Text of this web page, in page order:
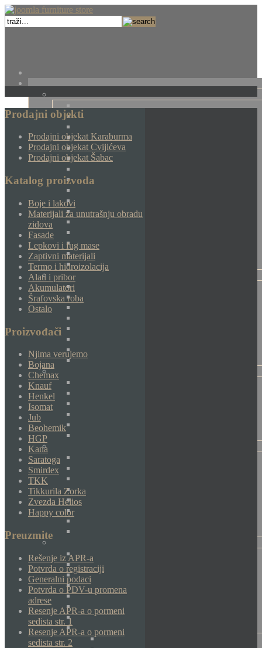
Prodajni objekti
Prodajni objekat Karaburma
Prodajni objekat Cvijićeva
Prodajni objekat Šabac
Katalog proizvoda
Boje i lakovi
Materijali za unutrašnju obradu
zidova
Fasade
Lepkovi i fug mase
Zaptivni materijali
Termo i hidroizolacija
Alati i pribor
Akumulatori
Šrafovska roba
Ostalo
Proizvođači
Njima verujemo
Bojana
Chemax
Knauf
Henkel
Isomat
Jub
Beohemik
HGP
Kana
Saratoga
Smirdex
TKK
Tikkurila Zorka
Zvezda Helios
Happy color
Preuzmite
Rešenje iz APR-a
Potvrda o registraciji
Generalni podaci
Potvrda o PDV-u promena
adrese
Resenje APR-a o pormeni
sedista str. 1
Resenje APR-a o pormeni
sedista str. 2